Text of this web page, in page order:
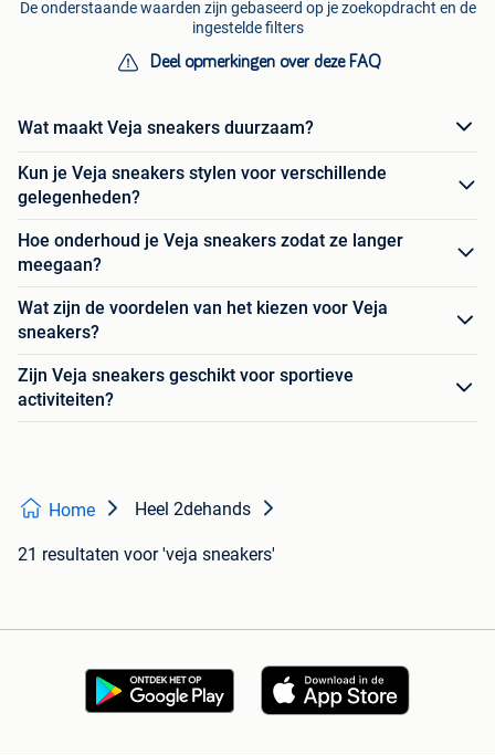
De onderstaande waarden zijn gebaseerd op je zoekopdracht en de
ingestelde filters
Deel opmerkingen over deze FAQ
Wat maakt Veja sneakers duurzaam?
Kun je Veja sneakers stylen voor verschillende
gelegenheden?
Hoe onderhoud je Veja sneakers zodat ze langer
meegaan?
Wat zijn de voordelen van het kiezen voor Veja
sneakers?
Zijn Veja sneakers geschikt voor sportieve
activiteiten?
Home Heel 2dehands
21 resultaten voor 'veja sneakers'